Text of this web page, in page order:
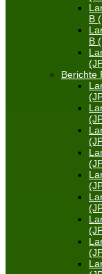
B
B
Berichte